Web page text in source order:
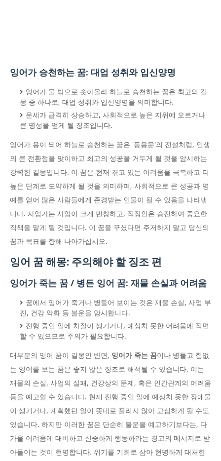
잉어가 승천하는 꿈: 대업 성취와 입신양명
잉어가 물 밖으로 솟아올라 하늘로 승천하는 꿈은 최고의 길
몽 중 하나로, 대업 성취와 입신양명을 의미합니다.
운세가 급격히 상승하고, 사회적으로 높은 지위에 오르거나
큰 명성을 얻게 될 징조입니다.
잉어가 용이 되어 하늘로 승천하는 꿈은 '등용문'의 전설처럼, 인생
의 큰 전환점을 맞이하고 최고의 성공을 거두게 될 것을 암시하는
강력한 길몽입니다. 이 꿈은 현재 겪고 있는 어려움을 극복하고 더
높은 단계로 도약하게 될 것을 의미하며, 사회적으로 큰 성공과 명
예를 얻어 많은 사람들에게 존경받는 인물이 될 수 있음을 나타냅
니다. 사업가는 사업이 크게 번창하고, 직장인은 승진하여 중요한
직책을 맡게 될 것입니다. 이 꿈을 꾸셨다면 주저하지 말고 당신의
꿈과 목표를 향해 나아가십시오.
잉어 꿈 해몽: 주의해야 할 징조 편
잉어가 죽는 꿈 / 병든 잉어 꿈: 재물 손실과 어려움
꿈에서 잉어가 죽거나 병들어 보이는 것은 재물 손실, 사업 부
진, 건강 악화 등 불운을 암시합니다.
진행 중인 일에 차질이 생기거나, 예상치 못한 어려움에 직면
할 수 있으므로 주의가 필요합니다.
대부분의 잉어 꿈이 길몽인 반면, 잉어가 죽는 꿈이나 병들고 힘없
는 잉어를 보는 꿈은 좋지 않은 징조로 해석될 수 있습니다. 이는
재물의 손실, 사업의 실패, 건강상의 문제, 혹은 인간관계의 어려움
등을 예고할 수 있습니다. 현재 진행 중인 일에 예상치 못한 장애물
이 생기거나, 계획했던 일이 뜻대로 풀리지 않아 고심하게 될 수도
있습니다. 하지만 이러한 꿈은 단순히 불운을 예고하기보다는, 다
가올 어려움에 대비하고 신중하게 행동하라는 경고의 메시지로 받
아들이는 것이 현명합니다. 위기를 기회로 삼아 현명하게 대처한